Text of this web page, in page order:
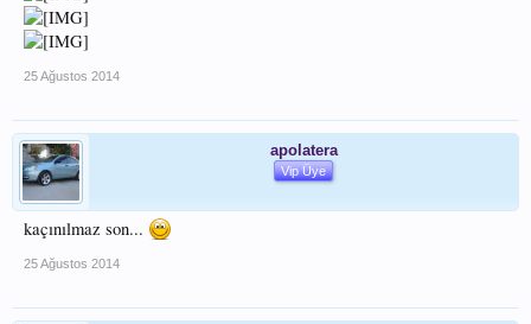
25 Ağustos 2014
apolatera
Vip Üye
kaçınılmaz son...
25 Ağustos 2014